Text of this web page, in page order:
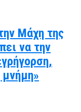
Μάχη της
να την
μνήμη»